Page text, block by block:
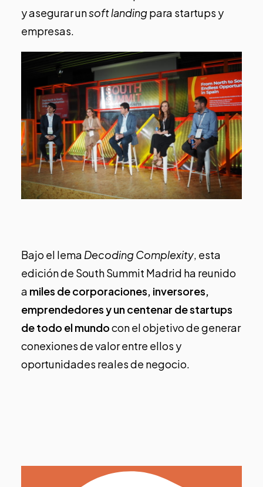
y asegurar unsoft landingpara startups y
empresas.
Bajo el lema Decoding Complexity, esta
edición de South Summit Madrid ha reunido
a miles de corporaciones, inversores,
emprendedores y un centenar de startups
de todo el mundocon el objetivo de generar
conexiones de valor entre ellos y
oportunidades reales de negocio.